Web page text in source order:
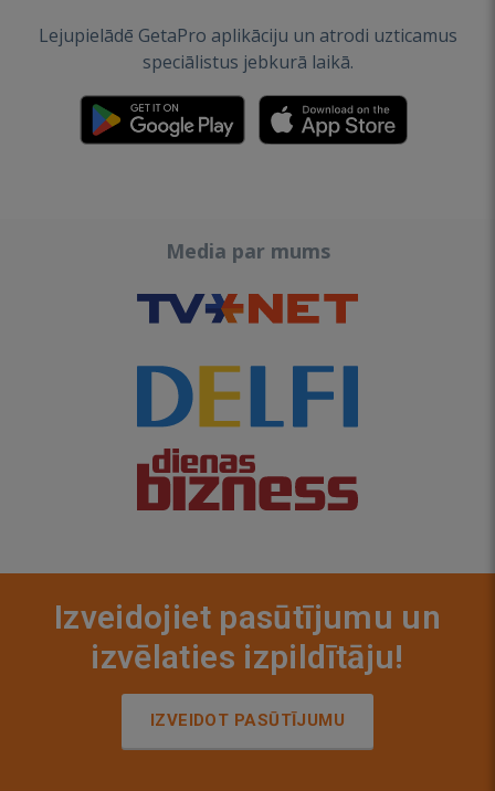
Lejupielādē GetaPro aplikāciju un atrodi uzticamus
speciālistus jebkurā laikā.
Media par mums
Izveidojiet pasūtījumu un
izvēlaties izpildītāju!
IZVEIDOT PASŪTĪJUMU